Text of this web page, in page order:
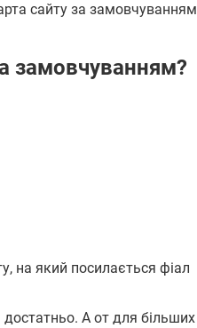
сайту за замовчуванням
замовчуванням?
на який посилається фіал
А от для більших